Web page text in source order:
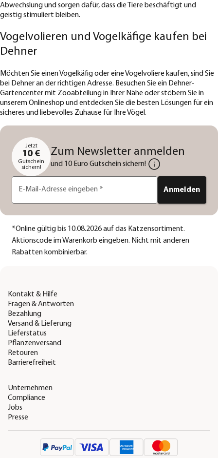
Abwechslung und sorgen dafür, dass die Tiere beschäftigt und
geistig stimuliert bleiben.
Vogelvolieren und Vogelkäfige kaufen bei
Dehner
Möchten Sie einen Vogelkäfig oder eine Vogelvoliere kaufen, sind Sie
bei Dehner an der richtigen Adresse. Besuchen Sie ein Dehner-
Gartencenter mit Zooabteilung in Ihrer Nähe oder stöbern Sie in
unserem Onlineshop und entdecken Sie die besten Lösungen für ein
sicheres und liebevolles Zuhause für Ihre Vögel.
Jetzt
10 €
Gutschein
sichern!
Zum Newsletter anmelden
und 10 Euro Gutschein sichern!
E-Mail-Adresse eingeben * Anmelden
*Online gültig bis 10.08.2026 auf das Katzensortiment.
Aktionscode im Warenkorb eingeben. Nicht mit anderen
Rabatten kombinierbar.
Kontakt & Hilfe
Fragen & Antworten
Bezahlung
Versand & Lieferung
Lieferstatus
Pflanzenversand
Retouren
Barrierefreiheit
Unternehmen
Compliance
Jobs
Presse